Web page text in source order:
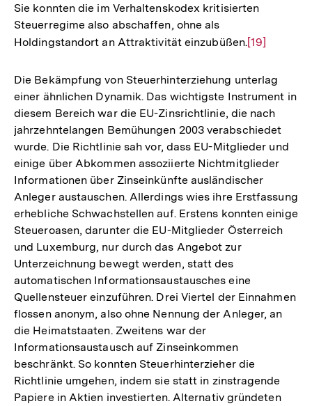
Sie konnten die im Verhaltenskodex kritisierten
Steuerregime also abschaffen, ohne als
Holdingstandort an Attraktivität einzubüßen.Zur
der
Fußnote
[19]
Die Bekämpfung von Steuerhinterziehung unterlag
einer ähnlichen Dynamik. Das wichtigste Instrument in
diesem Bereich war die EU-Zinsrichtlinie, die nach
jahrzehntelangen Bemühungen 2003 verabschiedet
wurde. Die Richtlinie sah vor, dass EU-Mitglieder und
einige über Abkommen assoziierte Nichtmitglieder
Informationen über Zinseinkünfte ausländischer
Anleger austauschen. Allerdings wies ihre Erstfassung
erhebliche Schwachstellen auf. Erstens konnten einige
Steueroasen, darunter die EU-Mitglieder Österreich
und Luxemburg, nur durch das Angebot zur
Unterzeichnung bewegt werden, statt des
automatischen Informationsaustausches eine
Quellensteuer einzuführen. Drei Viertel der Einnahmen
flossen anonym, also ohne Nennung der Anleger, an
die Heimatstaaten. Zweitens war der
Informationsaustausch auf Zinseinkommen
beschränkt. So konnten Steuerhinterzieher die
Richtlinie umgehen, indem sie statt in zinstragende
Papiere in Aktien investierten. Alternativ gründeten